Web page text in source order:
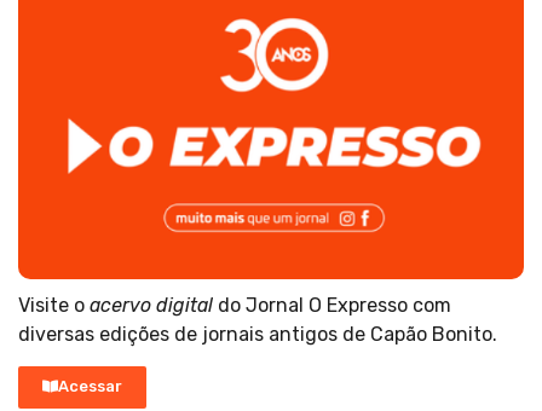
Visite o acervo digital do Jornal O Expresso com
diversas edições de jornais antigos de Capão Bonito.
Acessar